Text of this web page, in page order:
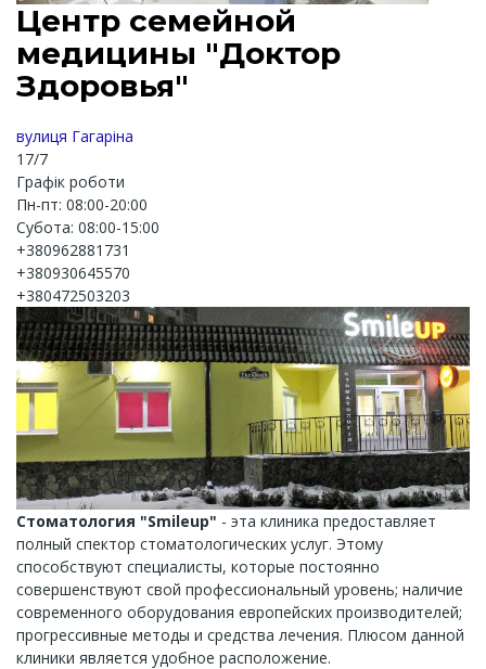
Центр семейной
медицины "Доктор
Здоровья"
вулиця Гагаріна
17/7
Графік роботи
Пн-пт: 08:00-20:00
Субота: 08:00-15:00
+380962881731
+380930645570
+380472503203
Стоматология "Smileup" - эта клиника предоставляет
полный спектор стоматологических услуг. Этому
способствуют специалисты, которые постоянно
совершенствуют свой профессиональный уровень; наличие
современного оборудования европейских производителей;
прогрессивные методы и средства лечения. Плюсом данной
клиники является удобное расположение.